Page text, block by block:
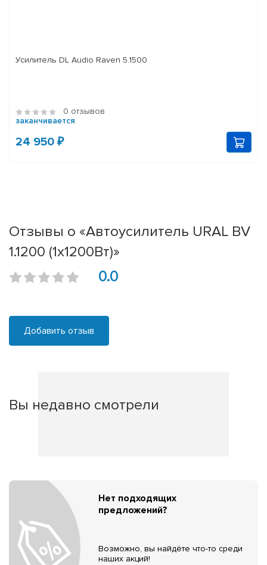
Усилитель DL Audio Raven 5.1500
0 отзывов
заканчивается
24 950 ₽
Отзывы о «Автоусилитель URAL BV
1.1200 (1x1200Вт)»
0.0
Добавить отзыв
Вы недавно смотрели
Нет подходящих
предложений?
Возможно, вы найдёте что-то среди
наших акций!